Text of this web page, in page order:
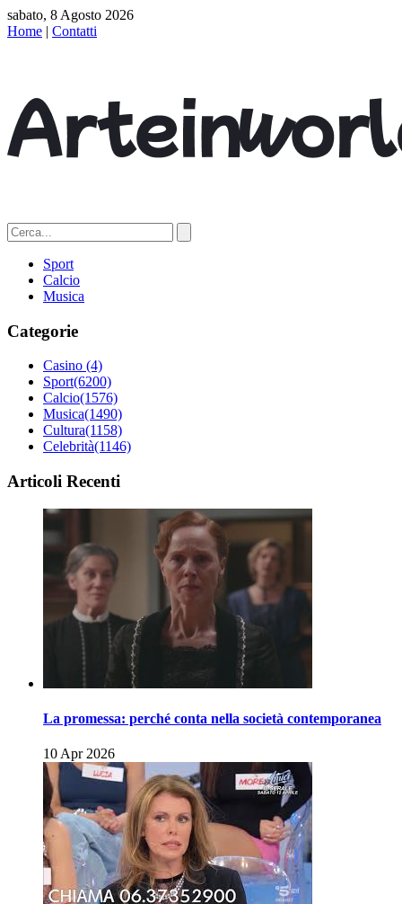
sabato, 8 Agosto 2026
Home | Contatti
Sport
Calcio
Musica
Categorie
Casino (4)
Sport(6200)
Calcio(1576)
Musica(1490)
Cultura(1158)
Celebrità(1146)
Articoli Recenti
La promessa: perché conta nella società contemporanea
10 Apr 2026